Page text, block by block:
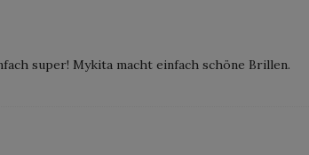
super! Mykita macht einfach schöne Brillen.